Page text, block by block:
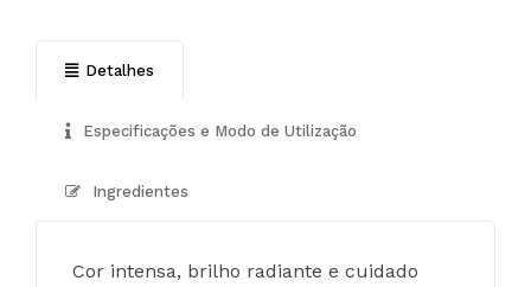
Detalhes
Especificações e Modo de Utilização
Ingredientes
Cor intensa, brilho radiante e cuidado